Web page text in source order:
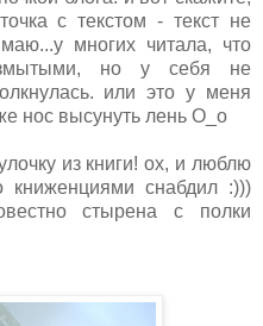
с текстом - текст не
многих читала, что
но у себя не
или это у меня
нос высунуть лень О_о
из книги! ох, и люблю
снабдил :)))
стырена с полки